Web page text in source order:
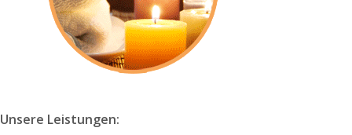
Unsere Leistungen: